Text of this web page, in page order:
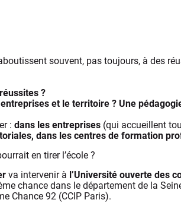
souvent, pas toujours, à des
?
et le territoire ? Une
: dans les entreprises (qui accueillent
dans les centres de formation
en tirer l’école ?
va intervenir à l’Université ouverte des
chance dans le département de la
Chance 92 (CCIP Paris).